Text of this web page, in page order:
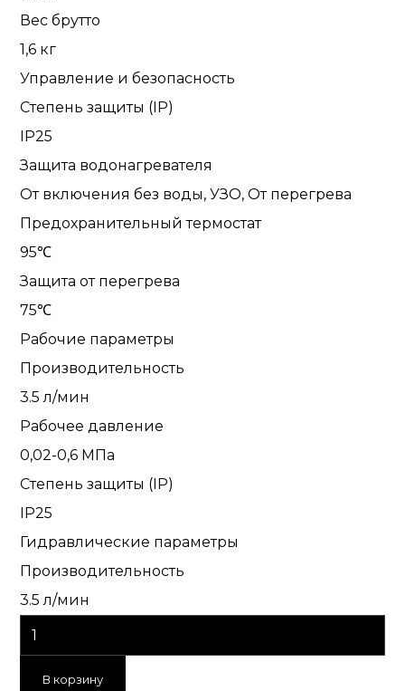
Вес брутто
1,6 кг
Управление и безопасность
Степень защиты (IP)
IP25
Защита водонагревателя
От включения без воды, УЗО, От перегрева
Предохранительный термостат
95℃
Защита от перегрева
75℃
Рабочие параметры
Производительность
3.5 л/мин
Рабочее давление
0,02-0,6 МПа
Степень защиты (IP)
IP25
Гидравлические параметры
Производительность
3.5 л/мин
В корзину